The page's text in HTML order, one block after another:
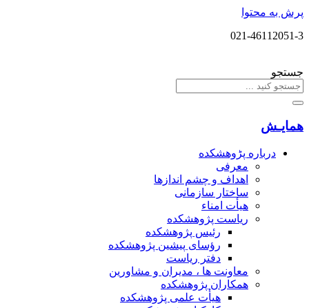
پرش به محتوا
021-46112051-3
جستجو
همایـش
درباره پڑوهشکده
معرفی
اهداف و چشم اندازها
ساختار سازمانی
هیأت امناء
ریاست پژوهشکده
رئیس پژوهشکده
رؤسای پیشین پژوهشکده
دفتر ریاست
معاونت ها ، مدیران و مشاورین
همکاران پژوهشکده
هیأت علمی پژوهشکده